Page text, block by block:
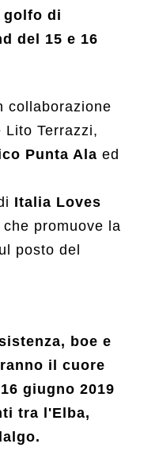
golfo di
del 15 e 16
collaborazione
Lito Terrazzi,
Punta Ala ed
Italia Loves
promuove la
posto del
boe e
il cuore
giugno 2019
tra l'Elba,